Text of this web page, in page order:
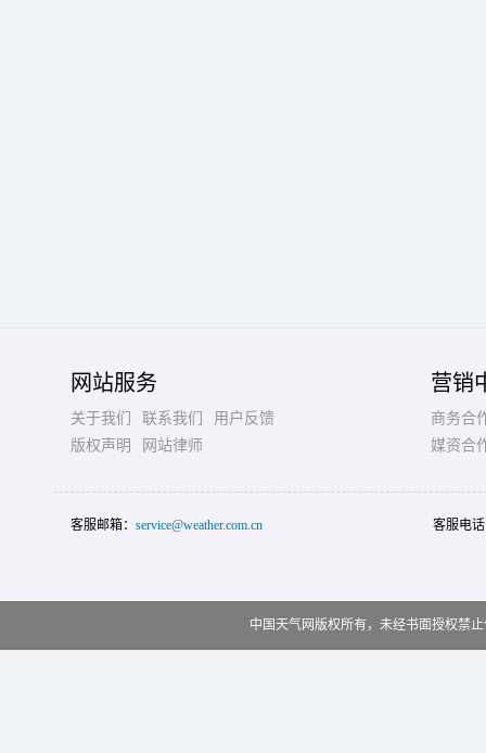
网站服务
关于我们 联系我们
用户反馈
版权声明
网站律师
营销
商务合
媒资合
客服邮箱： service@weather.com.cn 客服电
中国天气网版权所有，未经书面授权